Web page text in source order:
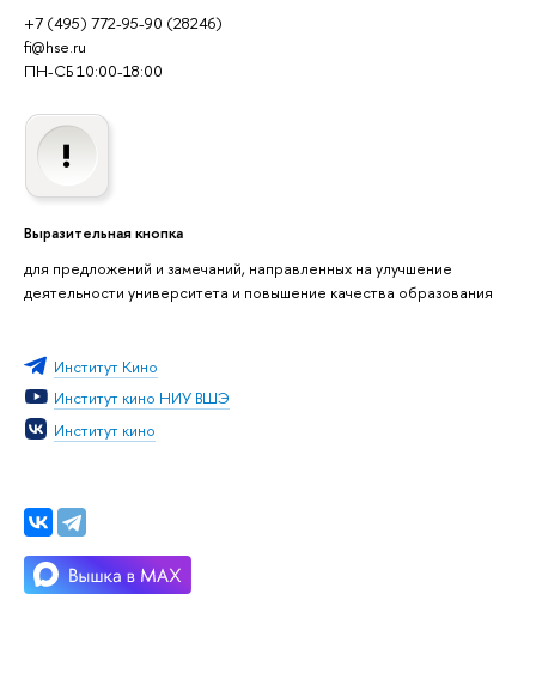
+7 (495) 772-95-90 (28246)
fi@hse.ru
ПН-СБ 10:00-18:00
Выразительная кнопка
для предложений и замечаний, направленных на улучшение
деятельности университета и повышение качества образования
Институт Кино
Институт кино НИУ ВШЭ
Институт кино